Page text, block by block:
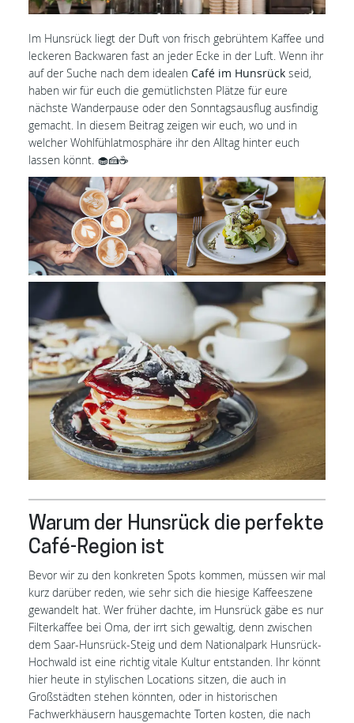
Im Hunsrück liegt der Duft von frisch gebrühtem Kaffee und
leckeren Backwaren fast an jeder Ecke in der Luft. Wenn ihr
auf der Suche nach dem idealen Café im Hunsrück seid,
haben wir für euch die gemütlichsten Plätze für eure
nächste Wanderpause oder den Sonntagsausflug ausfindig
gemacht. In diesem Beitrag zeigen wir euch, wo und in
welcher Wohlfühlatmosphäre ihr den Alltag hinter euch
lassen könnt. 🧁🍰☕️
Warum der Hunsrück die perfekte
Café-Region ist
Bevor wir zu den konkreten Spots kommen, müssen wir mal
kurz darüber reden, wie sehr sich die hiesige Kaffeeszene
gewandelt hat. Wer früher dachte, im Hunsrück gäbe es nur
Filterkaffee bei Oma, der irrt sich gewaltig, denn zwischen
dem Saar-Hunsrück-Steig und dem Nationalpark Hunsrück-
Hochwald ist eine richtig vitale Kultur entstanden. Ihr könnt
hier heute in stylischen Locations sitzen, die auch in
Großstädten stehen könnten, oder in historischen
Fachwerkhäusern hausgemachte Torten kosten, die nach